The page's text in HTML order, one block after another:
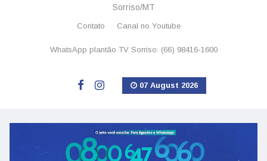
Sorriso/MT
Contato Canal no Youtube
WhatsApp plantão TV Sorriso: (66) 98416-1600
07 August 2026